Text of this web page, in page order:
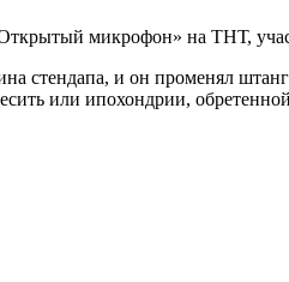
микрофон» на ТНТ,
стендапа, и он променял
или ипохондрии,